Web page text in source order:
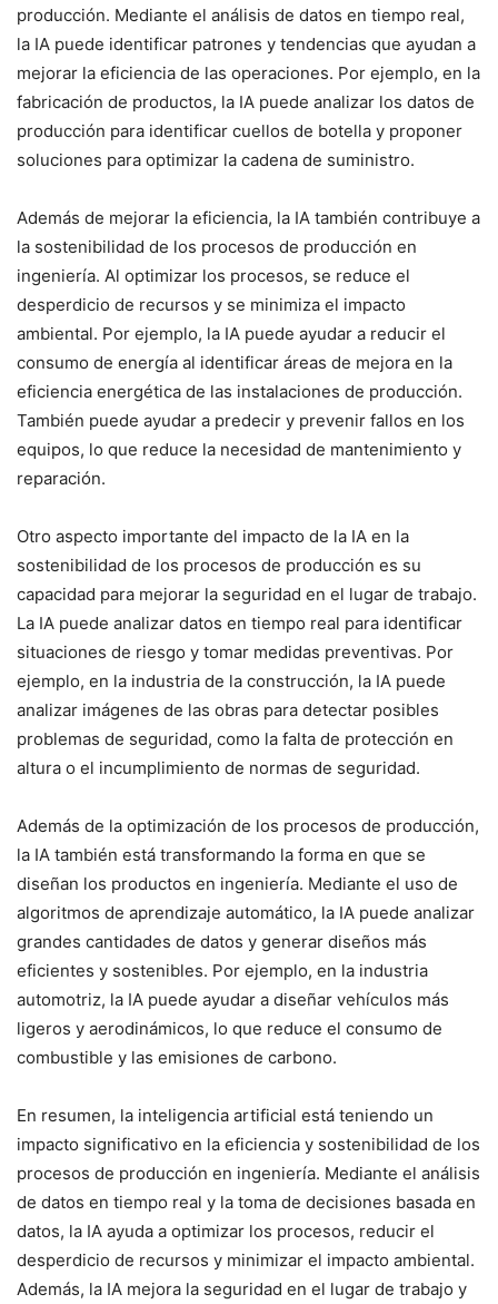
producción. Mediante el análisis de datos en tiempo real,
la IA puede identificar patrones y tendencias que ayudan a
mejorar la eficiencia de las operaciones. Por ejemplo, en la
fabricación de productos, la IA puede analizar los datos de
producción para identificar cuellos de botella y proponer
soluciones para optimizar la cadena de suministro.
Además de mejorar la eficiencia, la IA también contribuye a
la sostenibilidad de los procesos de producción en
ingeniería. Al optimizar los procesos, se reduce el
desperdicio de recursos y se minimiza el impacto
ambiental. Por ejemplo, la IA puede ayudar a reducir el
consumo de energía al identificar áreas de mejora en la
eficiencia energética de las instalaciones de producción.
También puede ayudar a predecir y prevenir fallos en los
equipos, lo que reduce la necesidad de mantenimiento y
reparación.
Otro aspecto importante del impacto de la IA en la
sostenibilidad de los procesos de producción es su
capacidad para mejorar la seguridad en el lugar de trabajo.
La IA puede analizar datos en tiempo real para identificar
situaciones de riesgo y tomar medidas preventivas. Por
ejemplo, en la industria de la construcción, la IA puede
analizar imágenes de las obras para detectar posibles
problemas de seguridad, como la falta de protección en
altura o el incumplimiento de normas de seguridad.
Además de la optimización de los procesos de producción,
la IA también está transformando la forma en que se
diseñan los productos en ingeniería. Mediante el uso de
algoritmos de aprendizaje automático, la IA puede analizar
grandes cantidades de datos y generar diseños más
eficientes y sostenibles. Por ejemplo, en la industria
automotriz, la IA puede ayudar a diseñar vehículos más
ligeros y aerodinámicos, lo que reduce el consumo de
combustible y las emisiones de carbono.
En resumen, la inteligencia artificial está teniendo un
impacto significativo en la eficiencia y sostenibilidad de los
procesos de producción en ingeniería. Mediante el análisis
de datos en tiempo real y la toma de decisiones basada en
datos, la IA ayuda a optimizar los procesos, reducir el
desperdicio de recursos y minimizar el impacto ambiental.
Además, la IA mejora la seguridad en el lugar de trabajo y